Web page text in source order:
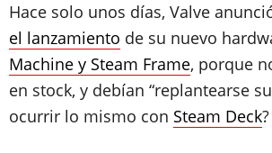
Hace solo unos días, Valve
el lanzamiento de su nuevo
Machine y Steam Frame, porque
en stock, y debían “replantearse
ocurrir lo mismo con Steam Deck?